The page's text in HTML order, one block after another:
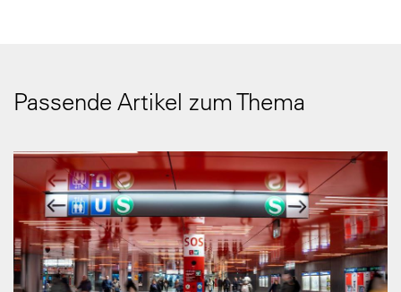
Passende Artikel zum Thema